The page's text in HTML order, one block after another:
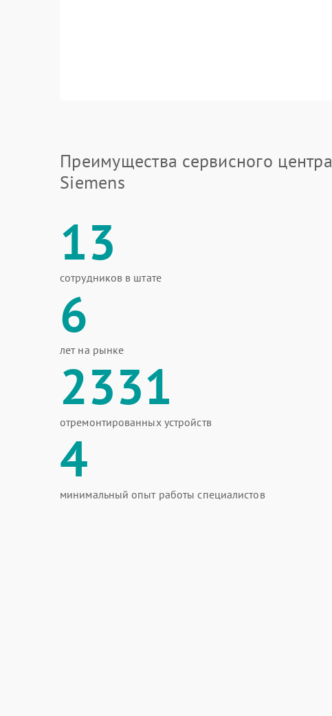
Преимущества сервисного центра
Siemens
13
сотрудников в штате
6
лет на рынке
2331
отремонтированных устройств
4
минимальный опыт работы специалистов